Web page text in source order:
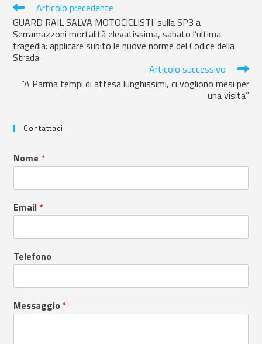
Articolo precedente
GUARD RAIL SALVA MOTOCICLISTI: sulla SP3 a
Serramazzoni mortalità elevatissima, sabato l’ultima
tragedia: applicare subito le nuove norme del Codice della
Strada
Articolo successivo
“A Parma tempi di attesa lunghissimi, ci vogliono mesi per
una visita”
Contattaci
Nome *
Email *
Telefono
Messaggio *